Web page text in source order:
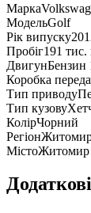
Марка
МодельGolf
Рік випуску
Пробіг191 тис.
ДвигунБензин
Коробка
Тип приводу
Тип кузову
КолірЧорний
Регіон
МістоЖитомир